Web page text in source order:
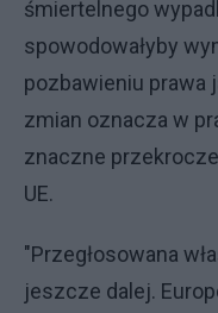
śmiertelnego
spowodowałyby
pozbawieniu prawa
zmian oznacza w
znaczne
UE.
"Przegłosowana
jeszcze dalej.